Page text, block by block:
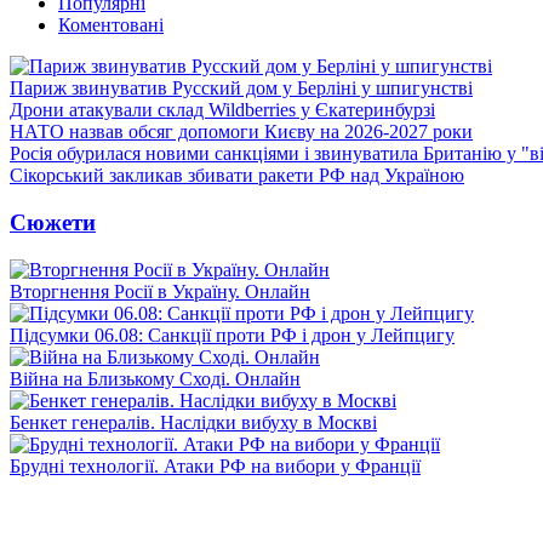
Коментовані
Париж звинуватив Русский дом у Берліні у шпигунстві
Дрони атакували склад Wildberries у Єкатеринбурзі
НАТО назвав обсяг допомоги Києву на 2026-2027 роки
Росія обурилася новими санкціями і звинуватила Британію у
Сікорський закликав збивати ракети РФ над Україною
Сюжети
Вторгнення Росії в Україну. Онлайн
Підсумки 06.08: Санкції проти РФ і дрон у Лейпцигу
Війна на Близькому Сході. Онлайн
Бенкет генералів. Наслідки вибуху в Москві
Брудні технології. Атаки РФ на вибори у Франції